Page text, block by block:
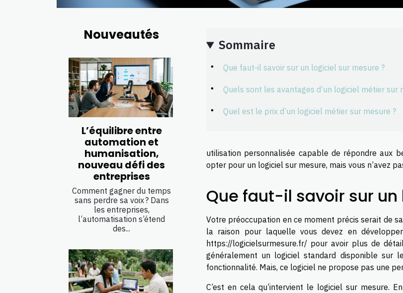
Nouveautés
L’équilibre entre
automation et
humanisation,
nouveau défi des
entreprises
Comment gagner du temps
sans perdre sa voix ? Dans
les entreprises,
l’automatisation s’étend
des...
Sommaire
Que faut-il savoir sur un logiciel sur mesure ?
Quels sont les avantages d’un logiciel métier sur
Quel est le prix d’un logiciel métier sur mesure ?
utilisation personnalisée capable de répondre aux
opter pour un logiciel sur mesure, mais vous n’avez
Que faut-il savoir sur
Votre préoccupation en ce moment précis serait de
la raison pour laquelle vous devez en
https://logicielsurmesure.fr/ pour avoir plus de
généralement un logiciel standard disponible sur
fonctionnalité. Mais, ce logiciel ne propose pas une
C’est en cela qu’intervient le logiciel sur mesure.